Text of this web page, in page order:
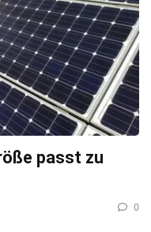
passt zu
0